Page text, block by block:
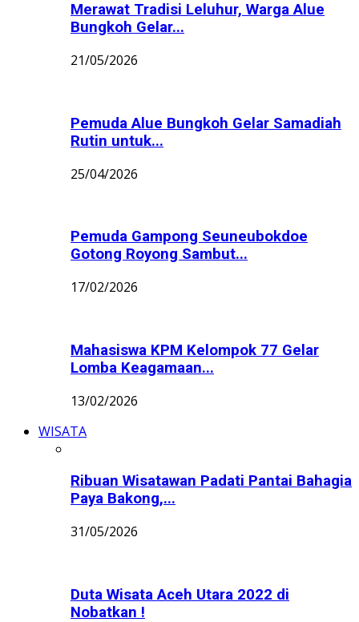
Merawat Tradisi Leluhur, Warga Alue
Bungkoh Gelar...
21/05/2026
Pemuda Alue Bungkoh Gelar Samadiah
Rutin untuk...
25/04/2026
Pemuda Gampong Seuneubokdoe
Gotong Royong Sambut...
17/02/2026
Mahasiswa KPM Kelompok 77 Gelar
Lomba Keagamaan...
13/02/2026
WISATA
Ribuan Wisatawan Padati Pantai Bahagia
Paya Bakong,...
31/05/2026
Duta Wisata Aceh Utara 2022 di
Nobatkan !